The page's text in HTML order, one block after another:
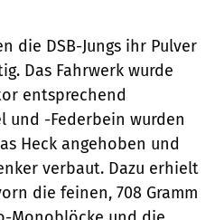
die DSB-Jungs ihr Pulver
Das Fahrwerk wurde
entsprechend
und -Federbein wurden
Heck angehoben und
verbaut. Dazu erhielt
die feinen, 708 Gramm